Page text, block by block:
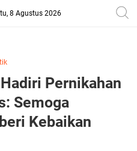
8 Agustus 2026
Pernikahan
Semoga
Kebaikan